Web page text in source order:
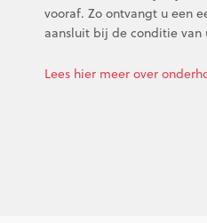
vooraf. Zo ontvangt u een
aansluit bij de conditie van
Lees hier meer over